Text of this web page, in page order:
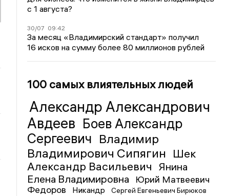
с 1 августа?
30/07 09:42
За месяц «Владимирский стандарт» получил
16 исков на сумму более 80 миллионов рублей
100 самых влиятельных людей
Александр Александрович
Авдеев Боев Александр
Сергеевич Владимир
Владимирович Сипягин Шек
Александр Васильевич
Янина
Елена Владимировна
Юрий Матвеевич
Федоров
Никандр Сергей Евгеньевич Бирюков